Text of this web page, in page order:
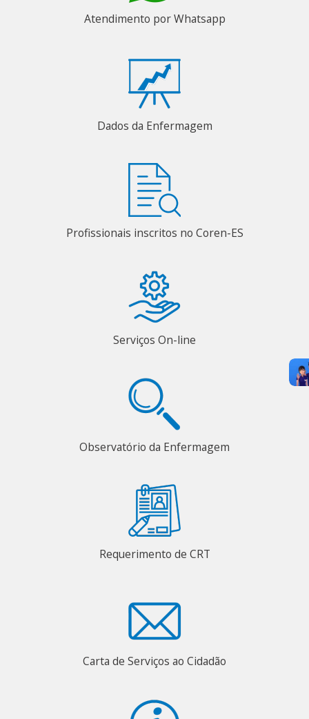
Atendimento por Whatsapp
Dados da Enfermagem
Profissionais inscritos no Coren-ES
Serviços On-line
Observatório da Enfermagem
Requerimento de CRT
Carta de Serviços ao Cidadão